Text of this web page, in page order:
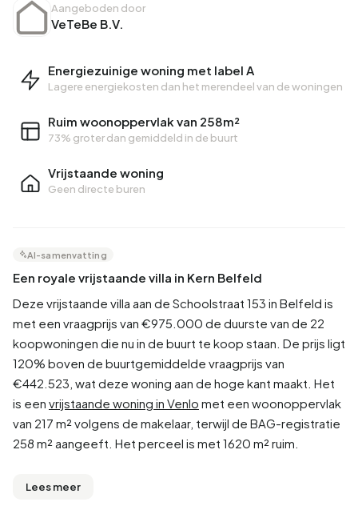
Energiezuinige woning met label A
Lagere energiekosten dan het merendeel van de woningen
Ruim woonoppervlak van 258m²
73% groter dan gemiddeld in de buurt
Vrijstaande woning
Geen directe buren
AI-samenvatting
Een royale vrijstaande villa in Kern Belfeld
Deze vrijstaande villa aan de Schoolstraat 153 in Belfeld is
met een vraagprijs van €975.000 de duurste van de 22
koopwoningen die nu in de buurt te koop staan. De prijs ligt
120% boven de buurtgemiddelde vraagprijs van
€442.523, wat deze woning aan de hoge kant maakt. Het
is een vrijstaande woning in Venlo met een woonoppervlak
van 217 m² volgens de makelaar, terwijl de BAG-registratie
258 m² aangeeft. Het perceel is met 1620 m² ruim.
Lees meer
Aangeboden door
VeTeBe B.V.